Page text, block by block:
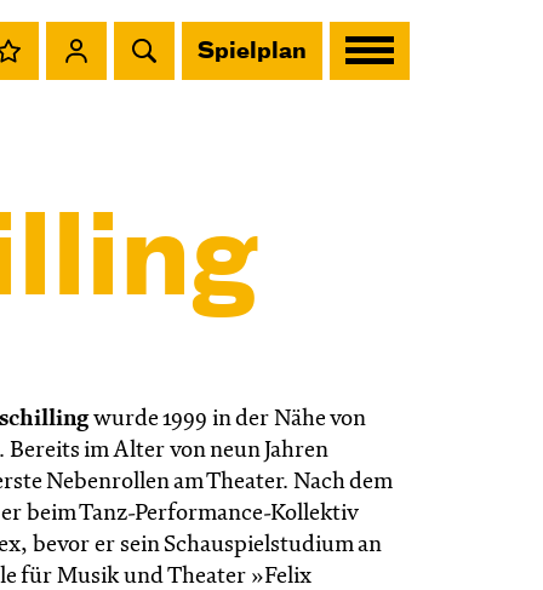
Spielplan
wurde 1999 in der Nähe von
Bereits im Alter von neun Jahren
Nebenrollen am Theater. Nach dem
beim Tanz-Performance-Kollektiv
bevor er sein Schauspielstudium an
für Musik und Theater »Felix